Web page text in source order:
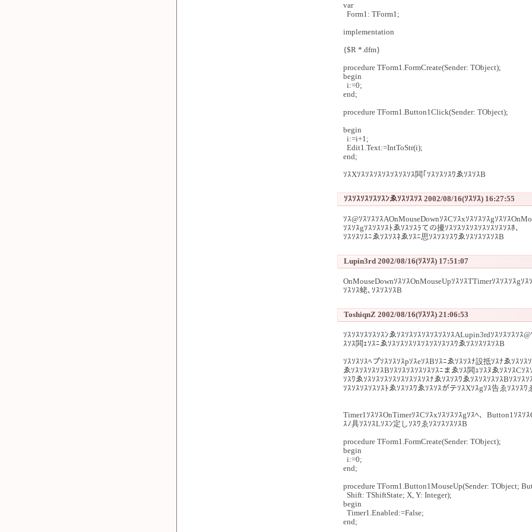
var
Form1: TForm1;
implementation
{$R *.dfm}
procedure TForm1.FormCreate(Sender: TObject);
begin
i:=0;
end;
procedure TForm1.Button1Click(Sender: TObject);
begin
i:=i+1;
Edit1.Text:=IntToStr(i);
end;
ｿｽXｿｽｿｽｿｽｿｽｿｽｿｽｿｽ閧｢ｿｽｿｽｿｽﾜゑｿｽｿｽB
ｿｽｿｽｿｽｿｽｿｽﾝゑｿｽｿｽｿｽ 2002/08/16(ｿｽｿｽ) 16:27:55
ｿｽ@ｿｽｿｽｿｽAOnMouseDownｿｽCｿｽxｿｽｿｽｿｽgｿｽｿｽ
ｿｽｿｽgｿｽｿｽｿｽﾄゑｿｽｿｽﾗての擾ｿｽｿｽｿｽｿｽｿｽｿｽｿｽｿｽﾎ、
ｿｽｿｽｿｽﾆゑｿｽｿｽﾈゑｿｽﾆ思ｿｽｿｽｿｽﾜゑｿｽｿｽｿｽｿｽB
Lupin3rd 2002/08/16(ｿｽｿｽ) 17:51:07
OnMouseDownｿｽｿｽOnMouseUpｿｽｿｽTTimerｿｽｿｽｿｽgｿ
ｿｽｿｽ蛯､ｿｽｿｽｿｽB
ToshiqnZ 2002/08/16(ｿｽｿｽ) 21:06:53
ｿｽｿｽｿｽｿｽｿｽﾝゑｿｽｿｽｿｽｿｽｿｽｿｽｿｽALupin3rdｿｽｿｽｿｽｿｽ
ｽｿｽ閧ｪｿｽﾆゑｿｽｿｽｿｽｿｽｿｽｿｽｿｽｿｽﾜゑｿｽｿｽｿｽｿｽB
ｿｽｿｽｿｽﾍプｿｽｿｽｿｽpｿｽeｿｽBｿｽﾆゑｿｽｿｽﾅ設抵ｿｽﾅゑｿｽｿｽ
ゑｿｽｿｽｿｽｿｽBｿｽｿｽｿｽｿｽｿｽｿｽﾆまゑｿｽ閧ｭｿｽﾇゑｿｽｿｽCｿｽ
ｿｽﾜゑｿｽｿｽｿｽｿｽｿｽｿｽｿｽｿｽﾅゑｿｽｿｽﾜゑｿｽｿｽｿｽｿｽBｿｽｿｽ
ｿｽｿｽｿｽｿｽｿｽﾄゑｿｽｿｽﾜゑｿｽｿｽがテｿｽXｿｽgｿｽ告ゑｿｽｿｽﾜ
Timer1ｿｽｿｽOnTimerｿｽCｿｽxｿｽｿｽｿｽgｿｽﾍ、Button1ｿｽｿ
ｽﾉ具ｿｽｿｽLｿｽﾝ定しｿｽﾜゑｿｽｿｽｿｽｿｽB
procedure TForm1.FormCreate(Sender: TObject);
begin
i:=0;
end;
procedure TForm1.Button1MouseUp(Sender: TObject;
Shift: TShiftState; X, Y: Integer);
begin
Timer1.Enabled:=False;
end;